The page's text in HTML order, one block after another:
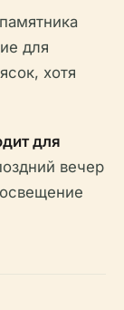
для
хотя
для
вечер